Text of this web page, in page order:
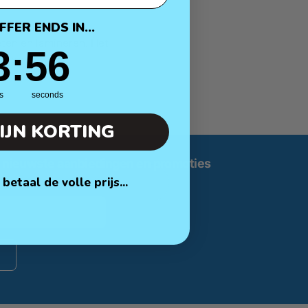
en lamineren. Het
(low
beelden en
nieuwste aanbiedingen en promoties
ENDS IN...
Countdown ends in:
:55
seconds
KORTING
de volle prijs...